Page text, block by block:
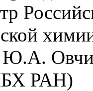
РАН)